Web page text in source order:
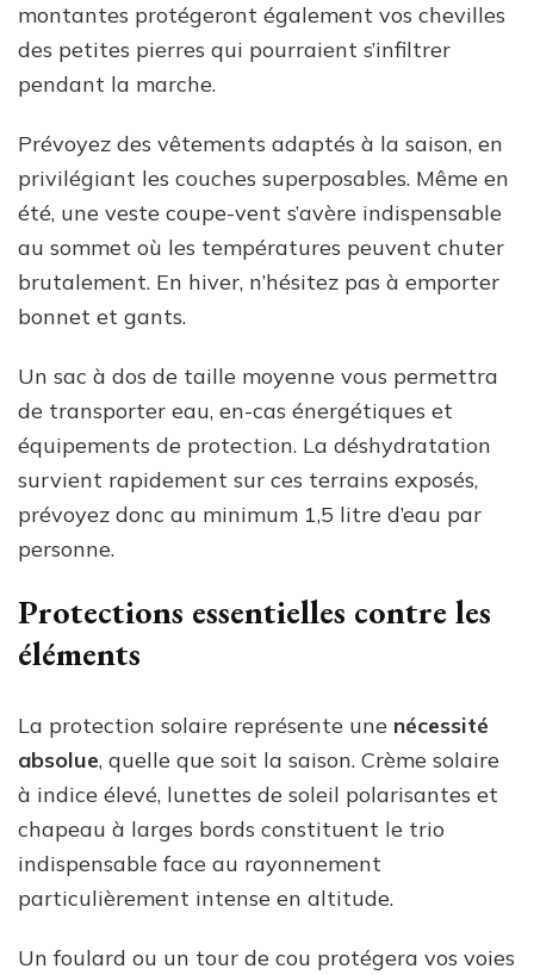
montantes protégeront également vos chevilles
des petites pierres qui pourraient s’infiltrer
pendant la marche.
Prévoyez des vêtements adaptés à la saison, en
privilégiant les couches superposables. Même en
été, une veste coupe-vent s’avère indispensable
au sommet où les températures peuvent chuter
brutalement. En hiver, n’hésitez pas à emporter
bonnet et gants.
Un sac à dos de taille moyenne vous permettra
de transporter eau, en-cas énergétiques et
équipements de protection. La déshydratation
survient rapidement sur ces terrains exposés,
prévoyez donc au minimum 1,5 litre d’eau par
personne.
Protections essentielles contre les
éléments
La protection solaire représente une nécessité
absolue, quelle que soit la saison. Crème solaire
à indice élevé, lunettes de soleil polarisantes et
chapeau à larges bords constituent le trio
indispensable face au rayonnement
particulièrement intense en altitude.
Un foulard ou un tour de cou protégera vos voies